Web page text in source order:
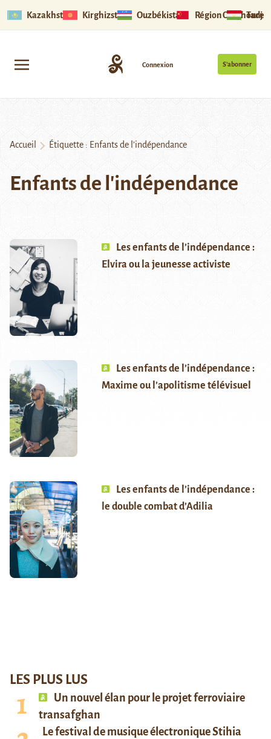
Kazakhstan Kirghizstan Ouzbékistan Région Ouïghoure
S’abonner
Connexion
Accueil Étiquette : Enfants de l’indépendance
Enfants de l'indépendance
Les enfants de l’indépendance :
Elvira ou la jeunesse activiste
Les enfants de l’indépendance :
Maxime ou l’apolitisme télévisuel
Les enfants de l’indépendance :
le double combat d’Adilia
LES PLUS LUS
Un nouvel élan pour le projet ferroviaire
transafghan
Le festival de musique électronique Stihia